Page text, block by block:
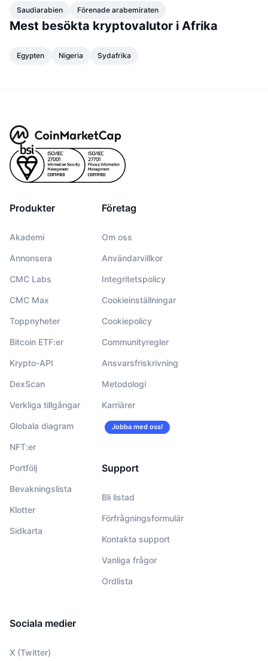
Saudiarabien Förenade arabemiraten
Mest besökta kryptovalutor i Afrika
Egypten Nigeria Sydafrika
Produkter
Akademi
Annonsera
CMC Labs
CMC Max
Toppnyheter
Bitcoin ETF:er
Krypto-API
DexScan
Verkliga tillgångar
Globala diagram
NFT:er
Portfölj
Bevakningslista
Klotter
Sidkarta
Företag
Om oss
Användarvillkor
Integritetspolicy
Cookieinställningar
Cookiepolicy
Communityregler
Ansvarsfriskrivning
Metodologi
Karriärer
Jobba med oss!
Support
Bli listad
Förfrågningsformulär
Kontakta support
Vanliga frågor
Ordlista
Sociala medier
X (Twitter)